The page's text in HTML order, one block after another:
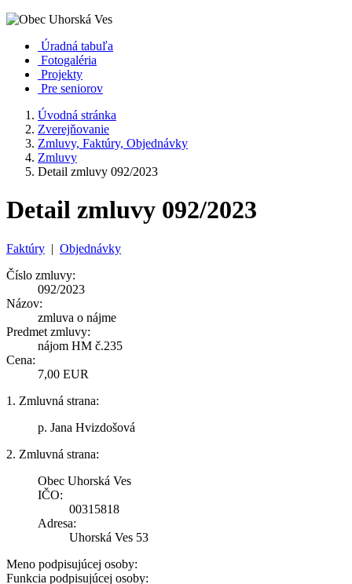
Úradná tabuľa
Fotogaléria
Projekty
Pre seniorov
Úvodná stránka
Zverejňovanie
Zmluvy, Faktúry, Objednávky
Zmluvy
Detail zmluvy 092/2023
Detail zmluvy 092/2023
Faktúry | Objednávky
Číslo zmluvy:
092/2023
Názov:
zmluva o nájme
Predmet zmluvy:
nájom HM č.235
Cena:
7,00 EUR
1. Zmluvná strana:
p. Jana Hvizdošová
2. Zmluvná strana:
Obec Uhorská Ves
IČO:
00315818
Adresa:
Uhorská Ves 53
Meno podpisujúcej osoby:
Funkcia podpisujúcej osoby: